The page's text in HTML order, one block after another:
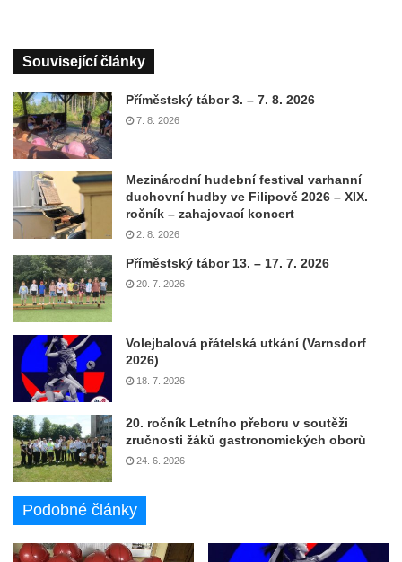
Související články
Příměstský tábor 3. – 7. 8. 2026
7. 8. 2026
Mezinárodní hudební festival varhanní
duchovní hudby ve Filipově 2026 – XIX.
ročník – zahajovací koncert
2. 8. 2026
Příměstský tábor 13. – 17. 7. 2026
20. 7. 2026
Volejbalová přátelská utkání (Varnsdorf
2026)
18. 7. 2026
20. ročník Letního přeboru v soutěži
zručnosti žáků gastronomických oborů
24. 6. 2026
Podobné články